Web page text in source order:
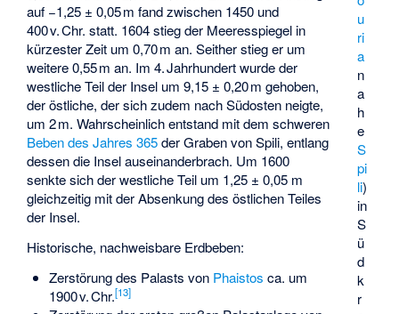
u
ri
a
n
a
h
e
S
pi
li)
in
S
ü
d
k
r
auf −1,25 ± 0,05 m fand zwischen 1450 und
400 v. Chr. statt. 1604 stieg der Meeresspiegel in
kürzester Zeit um 0,70 m an. Seither stieg er um
weitere 0,55 m an. Im 4. Jahrhundert wurde der
westliche Teil der Insel um 9,15 ± 0,20 m gehoben,
der östliche, der sich zudem nach Südosten neigte,
um 2 m. Wahrscheinlich entstand mit dem schweren
Beben des Jahres 365derGraben von Spili, entlang
dessen die Insel auseinanderbrach. Um 1600
senkte sich der westliche Teil um 1,25 ± 0,05 m
gleichzeitig mit der Absenkung des östlichen Teiles
der Insel.
Historische, nachweisbare Erdbeben:
Zerstörung des Palasts von Phaistos ca. um
1900 v. Chr.[13]